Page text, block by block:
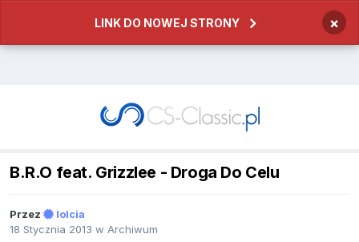
LINK DO NOWEJ STRONY ×
B.R.O feat. Grizzlee - Droga Do Celu
Przez
lolcia
18 Stycznia 2013 w Archiwum